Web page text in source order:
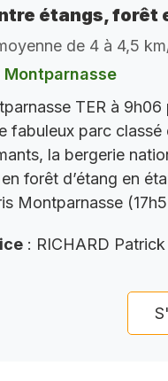
étangs, forêt
de 4 à 4,5
Montparnasse
TER à
fabuleux parc classé
la bergerie
forêt d’étang en
Montparnasse
: RICHARD Patrick